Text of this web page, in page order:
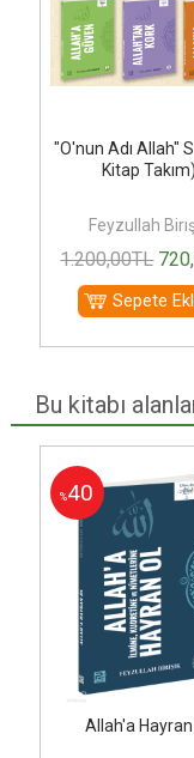
"O'nun Adı Allah"
Kitap Takım)
Feyzullah
1.200,00TL 720
Sepete
Bu kitabı
%40
Allah'a Hayran